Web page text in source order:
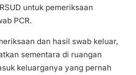
untuk pemeriksaan
PCR.
dan hasil swab keluar,
sementara di ruangan
keluarganya yang pernah